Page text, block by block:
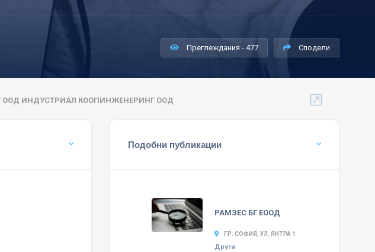
Преглеждания - 477
Сподели
ИНДУСТРИАЛ КООПИНЖЕНЕРИНГ ООД
Подобни публикации
РАМЗЕС БГ ЕООД
ГР. СОФИЯ, УЛ. ЯНТРА 1
Други